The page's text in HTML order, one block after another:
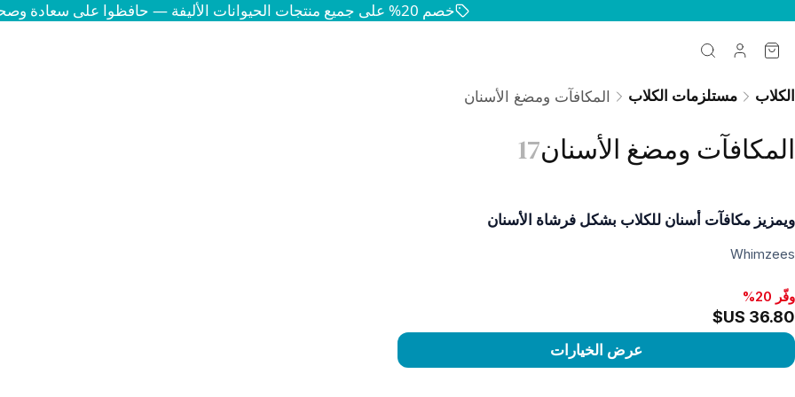
خصم 20% على جميع منتجات الحيوانات الأليفة — حافظوا على سعادة وصحة حيواناتكم
الكلاب مستلزمات الكلاب المكافآت ومضغ الأسنان
المكافآت ومضغ الأسنان17
ويمزيز مكافآت أسنان للكلاب بشكل فرشاة الأسنان
Whimzees
وفّر 20%
عرض الخيارات